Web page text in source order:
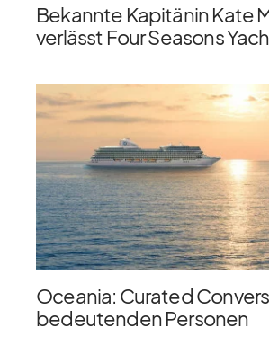
Bekannte Kapitänin Kate
verlässt Four Seasons
Oceania: Curated
bedeutenden Personen